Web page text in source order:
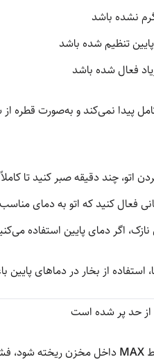
گرم نشده باشد
تنظیم شده باشد
فعال شده باشد
پیدا نمی‌کند و به‌صورت قطره
اتو، چند دقیقه صبر کنید تا
فعال کنید که اتو به دمای
اگر دمای پایین استفاده
استفاده از بخار در دماهای
MAX داخل مخزن ریخته شود،